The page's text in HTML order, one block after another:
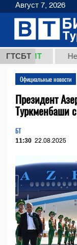
ГТСБТ
Официальные новости
Президент
Туркменбаши
БТ
11:30 22.08.2025
Август 7, 2026